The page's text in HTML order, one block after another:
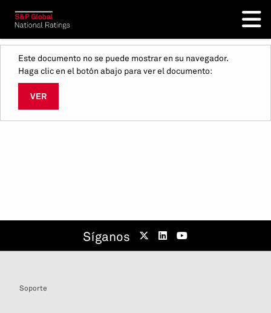
Este documento no se puede mostrar en su navegador.
Haga clic en el botón abajo para ver el documento:
VER
Síganos
Soporte